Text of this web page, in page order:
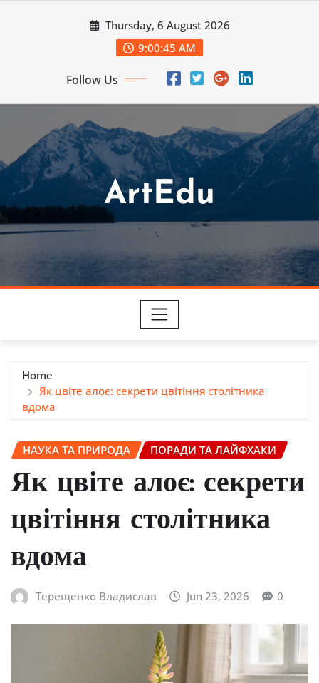
Thursday, 6 August 2026
9:00:47 AM
Follow Us
ArtEdu
Home
Як цвіте алоє: секрети цвітіння столітника
вдома
НАУКА ТА ПРИРОДА ПОРАДИ ТА ЛАЙФХАКИ
Як цвіте алоє: секрети
цвітіння столітника
вдома
Терещенко Владислав Jun 23, 2026 0